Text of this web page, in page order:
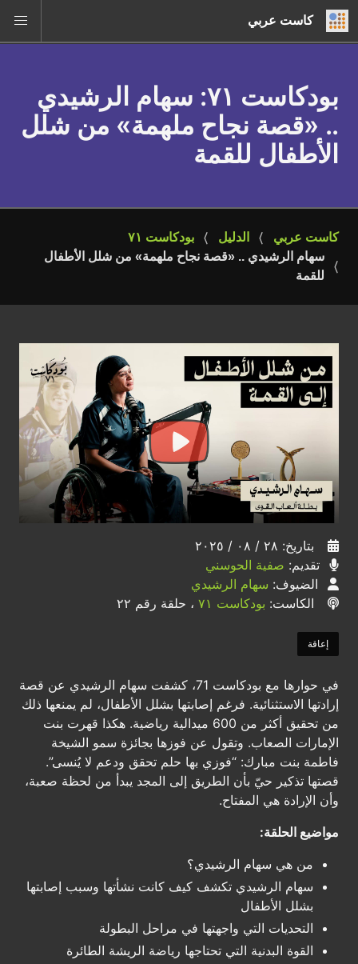
كاست عربي
بودكاست ٧١
: سهام الرشيدي
.. «قصة نجاح ملهمة» من شلل
الأطفال للقمة
كاست عربي الدليل
بودكاست ٧١
سهام الرشيدي .. «قصة نجاح ملهمة» من شلل الأطفال
للقمة
بتاريخ: ٢٨ / ٠٨ / ٢٠٢٥
تقديم: صفية الحوسني
الضيوف: سهام الرشيدي
الكاست: بودكاست ٧١ ، حلقة رقم ٢٢
إعاقة
في حوارها مع بودكاست 71، كشفت سهام الرشيدي عن قصة
إرادتها الاستثنائية. فرغم إصابتها بشلل الأطفال، لم يمنعها ذلك
من تحقيق أكثر من 600 ميدالية رياضية. هكذا قهرت بنت
الإمارات الصعاب. وتقول عن فوزها بجائزة سمو الشيخة
فاطمة بنت مبارك: “فوزي بها حلم تحقق ودعم لا يُنسى”.
قصتها تذكير حيّ بأن الطريق إلى المجد يبدأ من لحظة صعبة،
وأن الإرادة هي المفتاح.
مواضيع الحلقة:
من هي سهام الرشيدي؟
سهام الرشيدي تكشف كيف كانت نشأتها وسبب إصابتها
بشلل الأطفال
التحديات التي واجهتها في مراحل البطولة
القوة البدنية التي تحتاجها رياضة الريشة الطائرة